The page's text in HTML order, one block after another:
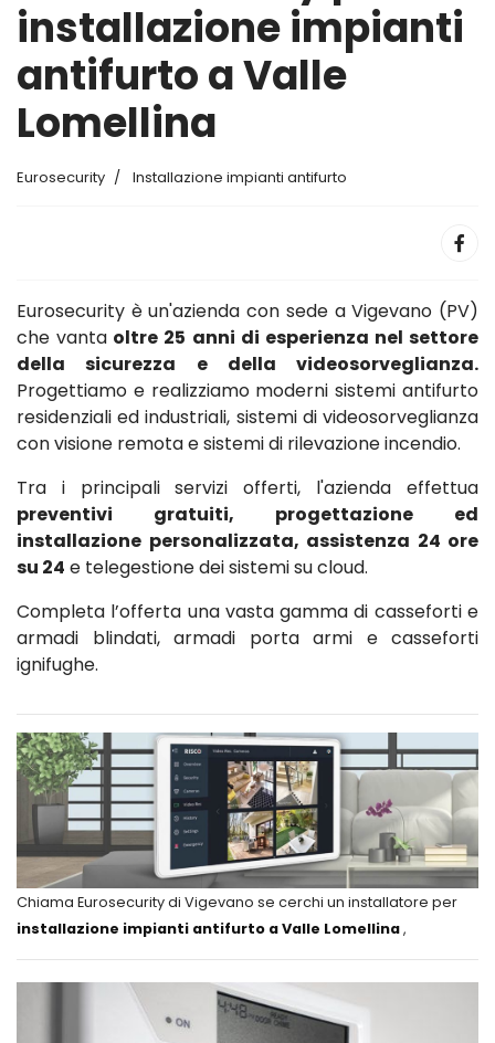
installazione impianti
antifurto a Valle
Lomellina
Eurosecurity Installazione impianti antifurto
Eurosecurity è un'azienda con sede a Vigevano (PV)
che vanta oltre 25 anni di esperienza nel settore
della sicurezza e della videosorveglianza.
Progettiamo e realizziamo moderni sistemi antifurto
residenziali ed industriali, sistemi di videosorveglianza
con visione remota e sistemi di rilevazione incendio.
Tra i principali servizi offerti, l'azienda effettua
preventivi gratuiti, progettazione ed
installazione personalizzata, assistenza 24 ore
su 24 e telegestione dei sistemi su cloud.
Completa l’offerta una vasta gamma di casseforti e
armadi blindati, armadi porta armi e casseforti
ignifughe.
Chiama Eurosecurity di Vigevano se cerchi un installatore per
installazione impianti antifurto a Valle Lomellina,